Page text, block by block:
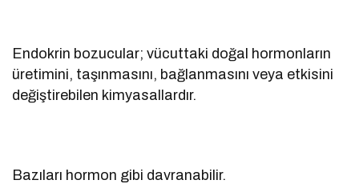
Endokrin bozucular; vücuttaki doğal hormonların
üretimini, taşınmasını, bağlanmasını veya etkisini
değiştirebilen kimyasallardır.
Bazıları hormon gibi davranabilir.